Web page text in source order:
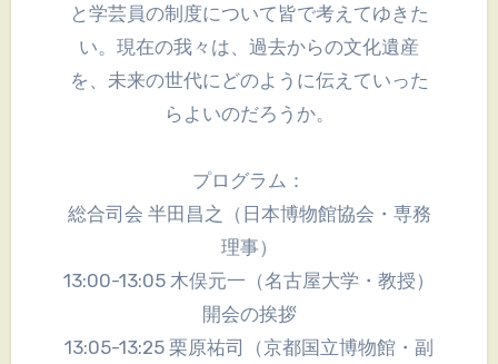
と学芸員の制度について皆で考えてゆきた
い。現在の我々は、過去からの文化遺産
を、未来の世代にどのように伝えていった
らよいのだろうか。
プログラム：
総合司会 半田昌之（日本博物館協会・専務
理事）
13:00-13:05 木俣元一（名古屋大学・教授）
開会の挨拶
13:05-13:25 栗原祐司（京都国立博物館・副